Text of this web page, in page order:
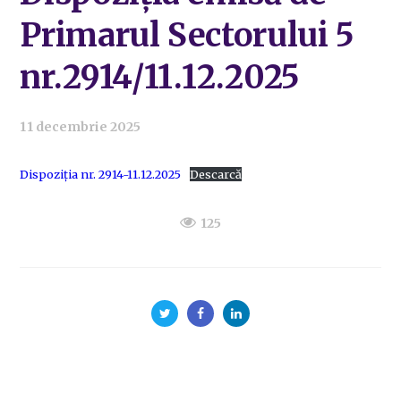
Primarul Sectorului 5
nr.2914/11.12.2025
11 decembrie 2025
Dispoziția nr. 2914-11.12.2025 Descarcă
125